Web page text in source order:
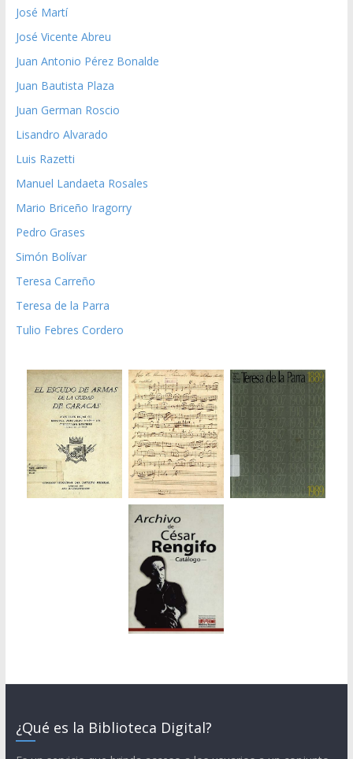
José Martí
José Vicente Abreu
Juan Antonio Pérez Bonalde
Juan Bautista Plaza
Juan German Roscio
Lisandro Alvarado
Luis Razetti
Manuel Landaeta Rosales
Mario Briceño Iragorry
Pedro Grases
Simón Bolívar
Teresa Carreño
Teresa de la Parra
Tulio Febres Cordero
¿Qué es la Biblioteca Digital?